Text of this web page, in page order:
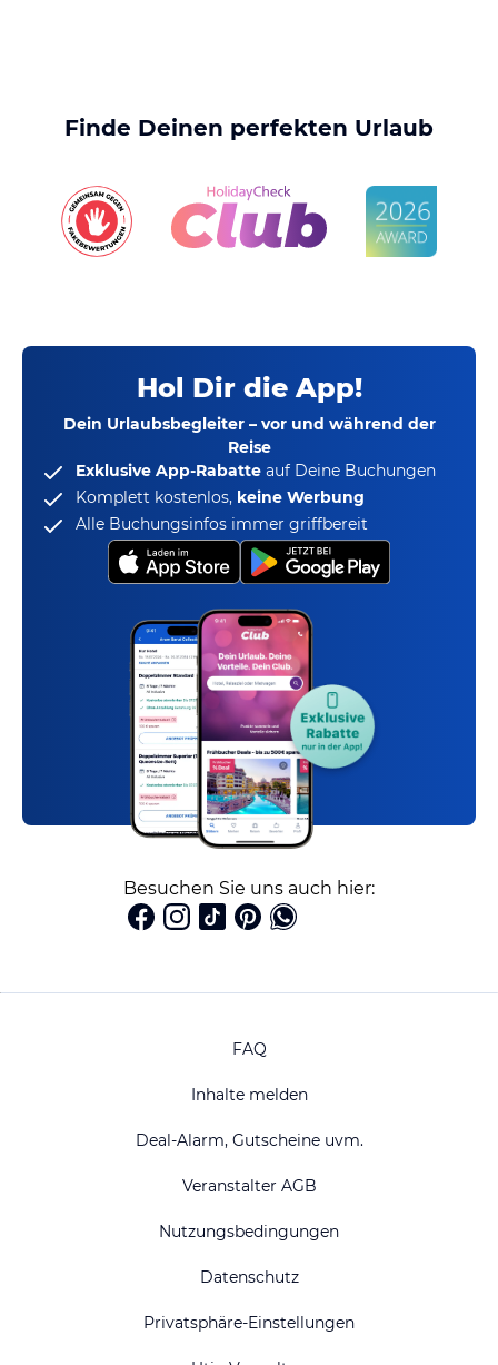
Finde Deinen perfekten Urlaub
Hol Dir die App!
Dein Urlaubsbegleiter – vor und während der
Reise
Exklusive App-Rabatte auf Deine Buchungen
Komplett kostenlos, keine Werbung
Alle Buchungsinfos immer griffbereit
Besuchen Sie uns auch hier:
FAQ
Inhalte melden
Deal-Alarm, Gutscheine uvm.
Veranstalter AGB
Nutzungsbedingungen
Datenschutz
Privatsphäre-Einstellungen